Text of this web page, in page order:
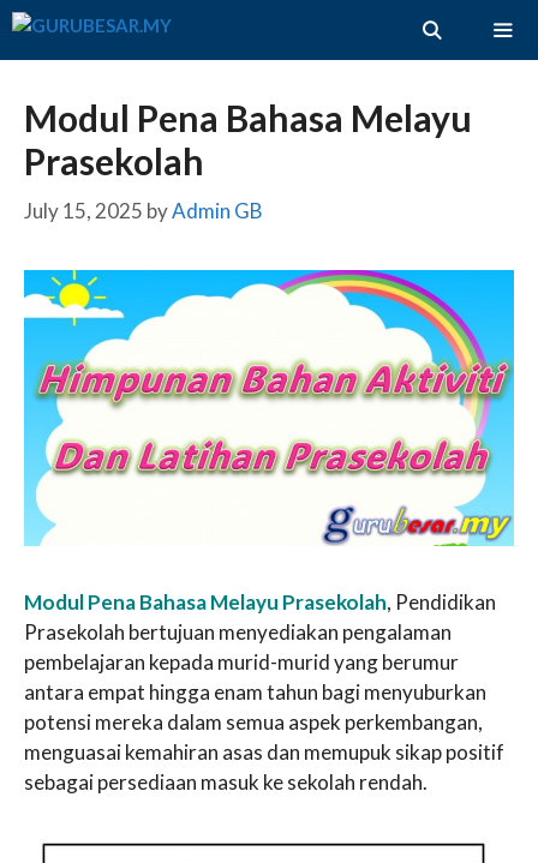
Skip
Modul Pena Bahasa Melayu
Prasekolah
July 15, 2025 byAdmin GB
Modul Pena Bahasa Melayu Prasekolah, Pendidikan
Prasekolah bertujuan menyediakan pengalaman
pembelajaran kepada murid-murid yang berumur
antara empat hingga enam tahun bagi menyuburkan
potensi mereka dalam semua aspek perkembangan,
menguasai kemahiran asas dan memupuk sikap positif
sebagai persediaan masuk ke sekolah rendah.